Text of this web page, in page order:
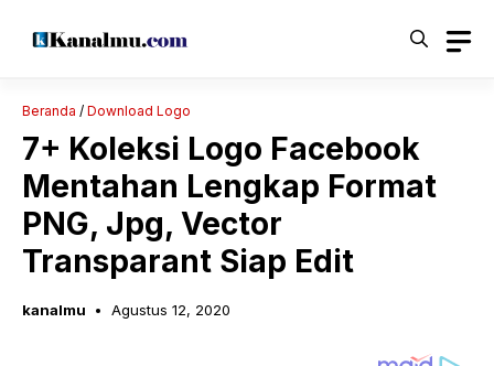
Beranda / Download Logo
7+ Koleksi Logo Facebook
Mentahan Lengkap Format
PNG, Jpg, Vector
Transparant Siap Edit
kanalmu Agustus 12, 2020